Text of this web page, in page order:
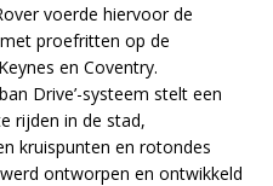
voerde hiervoor de
proefritten op de
en Coventry.
Drive’-systeem stelt een
rijden in de stad,
kruispunten en rotondes
ontworpen en ontwikkeld